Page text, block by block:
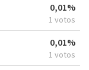
0,01%
1 votos
0,01%
1 votos